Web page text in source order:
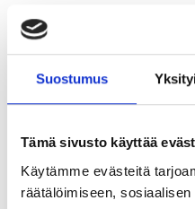
Suostumus
Tämä sivusto käyttää
Käytämme evästeitä
räätälöimiseen,
Työhousut
Arvio:
Normaali
Ale
€21,51 (ALV 0%)